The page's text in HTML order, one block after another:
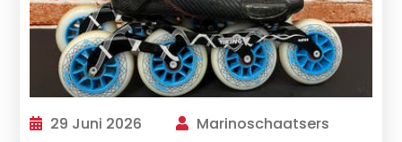
29 Juni 2026 Marinoschaatsers